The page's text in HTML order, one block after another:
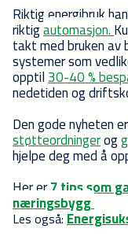
Riktig energibruk
riktigautomasjon.
takt med bruken
systemer som
opptil30-40 %
nedetiden og
Den gode nyheten
støtteordningerog
hjelpe deg med å
Her er7 tips som
næringsbygg
Les også: